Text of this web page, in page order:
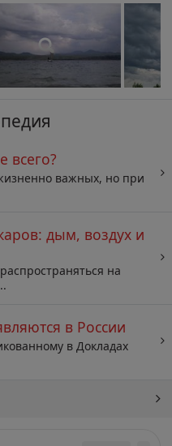
всего?
важных, но при
дым, воздух и
на
в России
в Докладах